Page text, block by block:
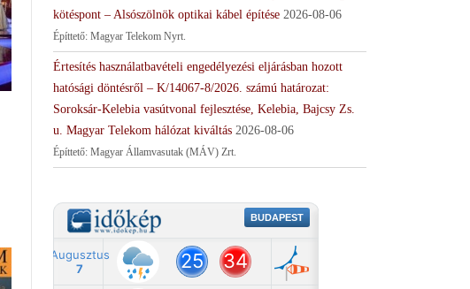
kötéspont – Alsószölnök optikai kábel építése 2026-08-06
Építtető: Magyar Telekom Nyrt.
Értesítés használatbavételi engedélyezési eljárásban hozott
hatósági döntésről – K/14067-8/2026. számú határozat:
Soroksár-Kelebia vasútvonal fejlesztése, Kelebia, Bajcsy Zs.
u. Magyar Telekom hálózat kiváltás 2026-08-06
Építtető: Magyar Államvasutak (MÁV) Zrt.